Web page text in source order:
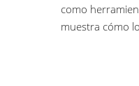
como
muestra cómo